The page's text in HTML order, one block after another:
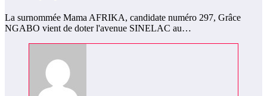
La surnommée Mama AFRIKA, candidate numéro 297, Grâce
NGABO vient de doter l'avenue SINELAC au…